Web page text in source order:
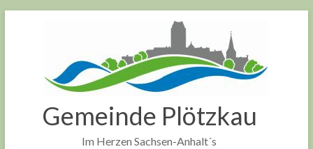
Gemeinde Plötzkau
Im Herzen Sachsen-Anhalt´s